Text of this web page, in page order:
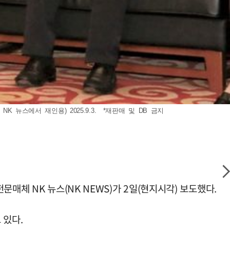
NK 뉴스에서 재인용) 2025.9.3. *재판매 및 DB 금지
매체 NK 뉴스(NK NEWS)가 2일(현지시각) 보도했다.
있다.